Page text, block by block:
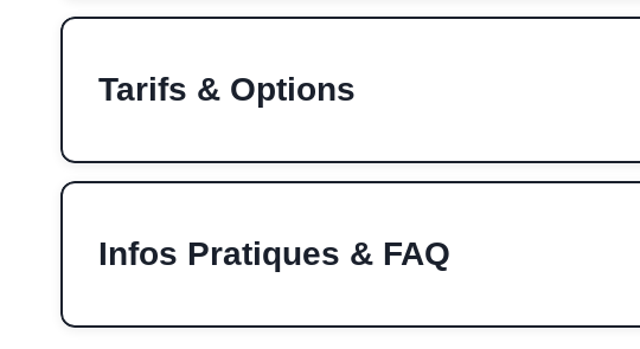
Tarifs & Options
Infos Pratiques & FAQ